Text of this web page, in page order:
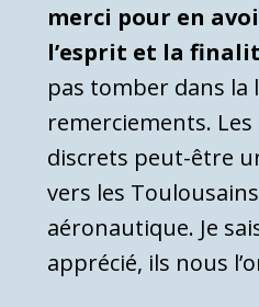
merci pour en
l’esprit et la
pas tomber dans la
remerciements.
discrets peut-être
vers les
aéronautique. Je
apprécié, ils nous